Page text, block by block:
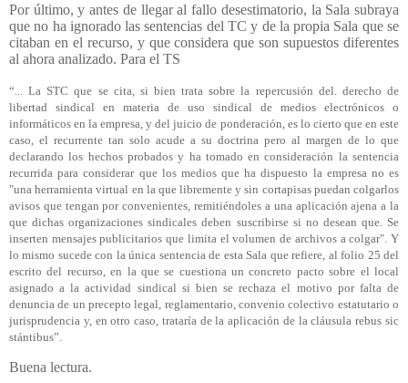
Por último, y antes de llegar al fallo desestimatorio, la Sala subraya
que no ha ignorado las sentencias del TC y de la propia Sala que se
citaban en el recurso, y que considera que son supuestos diferentes
al ahora analizado. Para el TS
“... La STC que se cita, si bien trata sobre la repercusión del. derecho de
libertad sindical en materia de uso sindical de medios electrónicos o
informáticos en la empresa, y del juicio de ponderación, es lo cierto que en este
caso, el recurrente tan solo acude a su doctrina pero al margen de lo que
declarando los hechos probados y ha tomado en consideración la sentencia
recurrida para considerar que los medios que ha dispuesto la empresa no es
"una herramienta virtual en la que libremente y sin cortapisas puedan colgarlos
avisos que tengan por convenientes, remitiéndoles a una aplicación ajena a la
que dichas organizaciones sindicales deben suscribirse si no desean que. Se
inserten mensajes publicitarios que limita el volumen de archivos a colgar". Y
lo mismo sucede con la única sentencia de esta Sala que refiere, al folio 25 del
escrito del recurso, en la que se cuestiona un concreto pacto sobre el local
asignado a la actividad sindical si bien se rechaza el motivo por falta de
denuncia de un precepto legal, reglamentario, convenio colectivo estatutario o
jurisprudencia y, en otro caso, trataría de la aplicación de la cláusula rebus sic
stántibus”.
Buena lectura.